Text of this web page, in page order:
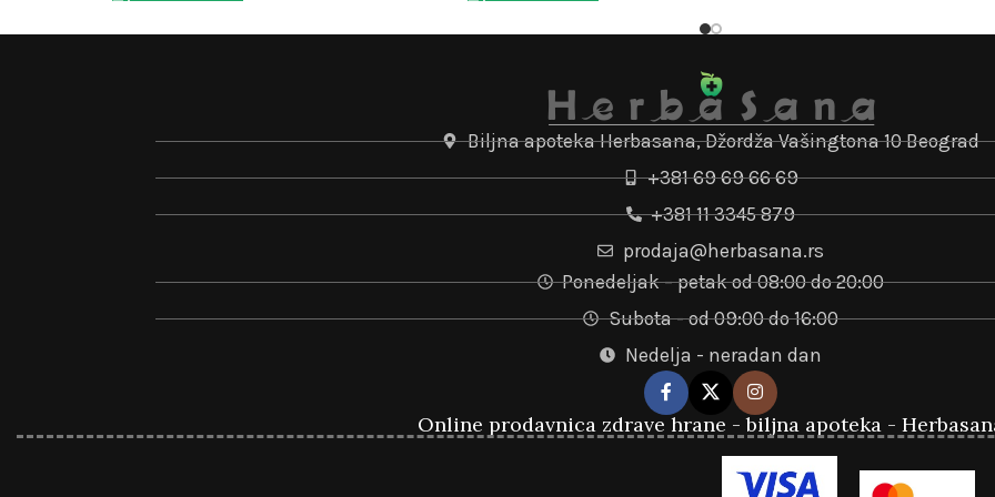
Biljna apoteka Herbasana, Džordža Vašingtona 10 Beograd
+381 69 69 66 69
+381 11 3345 879
prodaja@herbasana.rs
Ponedeljak – petak od 08:00 do 20:00
Subota - od 09:00 do 16:00
Nedelja - neradan dan
Online prodavnica zdrave hrane - biljna apoteka -